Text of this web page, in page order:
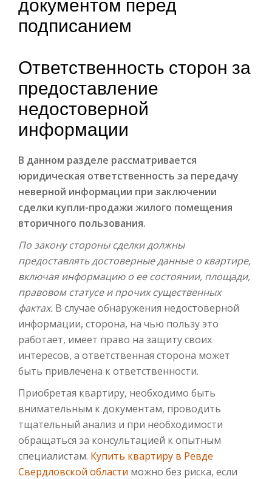
документом перед
подписанием
Ответственность сторон за
предоставление
недостоверной
информации
В данном разделе рассматривается
юридическая ответственность за передачу
неверной информации при заключении
сделки купли-продажи жилого помещения
вторичного пользования.
По закону стороны сделки должны
предоставлять достоверные данные о квартире,
включая информацию о ее состоянии, площади,
правовом статусе и прочих существенных
фактах. В случае обнаружения недостоверной
информации, сторона, на чью пользу это
работает, имеет право на защиту своих
интересов, а ответственная сторона может
быть привлечена к ответственности.
Приобретая квартиру, необходимо быть
внимательным к документам, проводить
тщательный анализ и при необходимости
обращаться за консультацией к опытным
специалистам. Купить квартиру в Ревде
Свердловской области можно без риска, если